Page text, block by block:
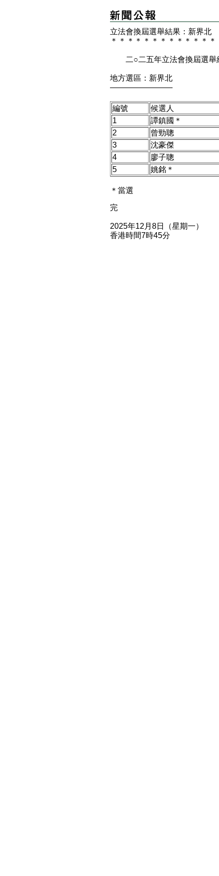
立法會換屆選舉結果：新界北
＊
＊ ＊ ＊ ＊ ＊ ＊ ＊ ＊ ＊ ＊ ＊ ＊
二○二五年立法會換屆選舉
地方選區：新界北
————————
編號
候選人
1
譚鎮國＊
2
曾勁聰
3
沈豪傑
4
廖子聰
5
姚銘＊
＊當選
完
2025年12月8日（星期一）
香港時間7時45分